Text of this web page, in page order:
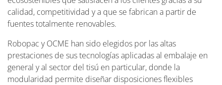
calidad, competitividad y a que se fabrican a partir de
fuentes totalmente renovables.
Robopac y OCME han sido elegidos por las altas
prestaciones de sus tecnologías aplicadas al embalaje en
general y al sector del tisú en particular, donde la
modularidad permite diseñar disposiciones flexibles